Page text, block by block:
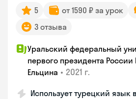
5 от 1590 ₽ за урок
3 отзыва
Уральский федеральный
первого президента России
Ельцина • 2021 г.
Использует турецкий язык